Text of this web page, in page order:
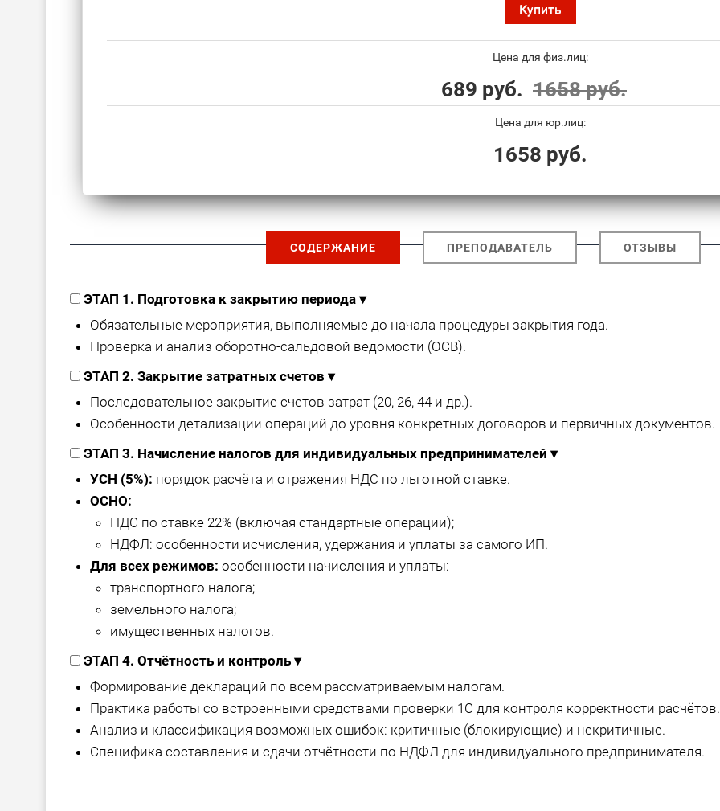
Купить
Цена для физ.лиц:
689 руб. 1658 руб.
Цена для юр.лиц:
1658 руб.
СОДЕРЖАНИЕ ПРЕПОДАВАТЕЛЬ ОТЗЫВЫ
ЭТАП 1. Подготовка к закрытию периода ▾
Обязательные мероприятия, выполняемые до начала процедуры закрытия года.
Проверка и анализ оборотно-сальдовой ведомости (ОСВ).
ЭТАП 2. Закрытие затратных счетов ▾
Последовательное закрытие счетов затрат (20, 26, 44 и др.).
Особенности детализации операций до уровня конкретных договоров и первичных документов.
ЭТАП 3. Начисление налогов для индивидуальных предпринимателей ▾
УСН (5%): порядок расчёта и отражения НДС по льготной ставке.
ОСНО:
НДС по ставке 22% (включая стандартные операции);
НДФЛ: особенности исчисления, удержания и уплаты за самого ИП.
Для всех режимов: особенности начисления и уплаты:
транспортного налога;
земельного налога;
имущественных налогов.
ЭТАП 4. Отчётность и контроль ▾
Формирование деклараций по всем рассматриваемым налогам.
Практика работы со встроенными средствами проверки 1С для контроля корректности расчётов.
Анализ и классификация возможных ошибок: критичные (блокирующие) и некритичные.
Специфика составления и сдачи отчётности по НДФЛ для индивидуального предпринимателя.